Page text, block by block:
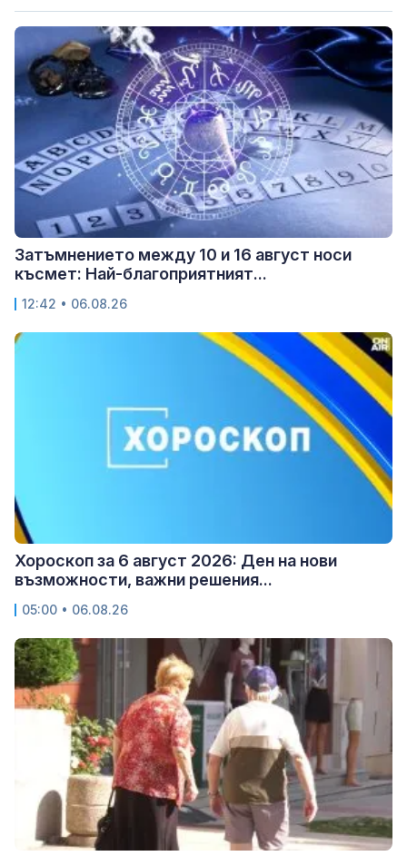
Затъмнението между 10 и 16 август носи
късмет: Най-благоприятният...
12:42 • 06.08.26
Хороскоп за 6 август 2026: Ден на нови
възможности, важни решения...
05:00 • 06.08.26